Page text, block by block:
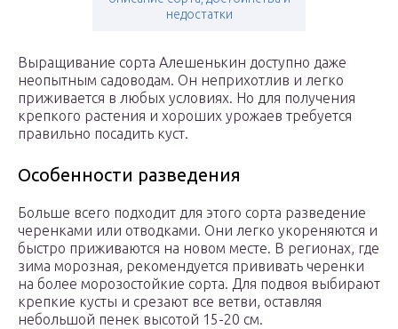
недостатки
Выращивание сорта Алешенькин доступно даже
неопытным садоводам. Он неприхотлив и легко
приживается в любых условиях. Но для получения
крепкого растения и хороших урожаев требуется
правильно посадить куст.
Особенности разведения
Больше всего подходит для этого сорта разведение
черенками или отводками. Они легко укореняются и
быстро приживаются на новом месте. В регионах, где
зима морозная, рекомендуется прививать черенки
на более морозостойкие сорта. Для подвоя выбирают
крепкие кусты и срезают все ветви, оставляя
небольшой пенек высотой 15-20 см.